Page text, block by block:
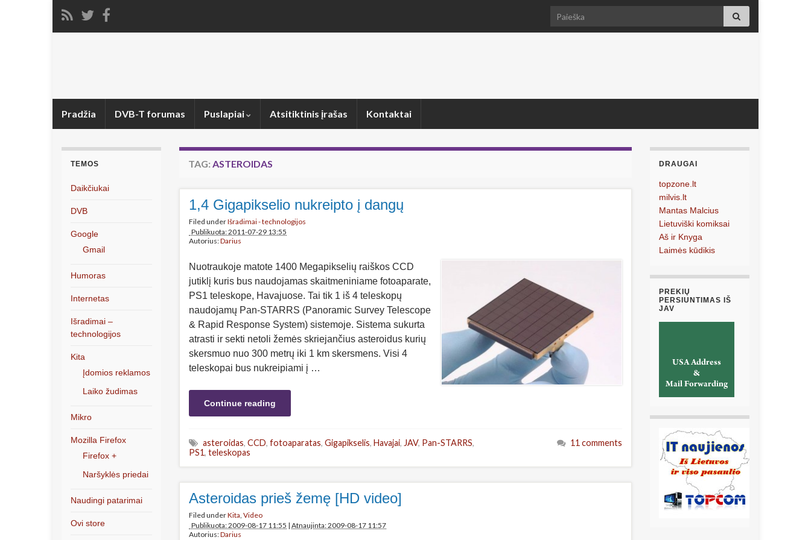
Search for:
Pradžia DVB-T forumas Puslapiai Atsitiktinis įrašas Kontaktai
TAG: ASTEROIDAS
1,4 Gigapikselio nukreipto į dangų
Filed underIšradimai - technologijos
Publikuota: 2011-07-29 13:55
Autorius:Darius
Nuotraukoje matote 1400 Megapikselių raiškos CCD
jutiklį kuris bus naudojamas skaitmeniniame fotoaparate,
PS1 teleskope, Havajuose. Tai tik 1 iš 4 teleskopų
naudojamų Pan-STARRS (Panoramic Survey Telescope
& Rapid Response System) sistemoje. Sistema sukurta
atrasti ir sekti netoli žemės skriejančius asteroidus kurių
skersmuo nuo 300 metrų iki 1 km skersmens. Visi 4
teleskopai bus nukreipiami į …
Continue reading
asteroidas, CCD, fotoaparatas, Gigapikselis, Havajai, JAV, Pan-STARRS,
PS1, teleskopas
11 comments
Asteroidas prieš žemę [HD video]
Filed underKita, Video
Publikuota: 2009-08-17 11:55 | Atnaujinta: 2009-08-17 11:57
Autorius:Darius
TEMOS
Daikčiukai
DVB
Google
Gmail
Humoras
Internetas
Išradimai –
technologijos
Kita
Įdomios reklamos
Laiko žudimas
Mikro
Mozilla Firefox
Firefox +
Naršyklės priedai
Naudingi patarimai
Ovi store
DRAUGAI
topzone.lt
milvis.lt
Mantas Malcius
Lietuviški komiksai
Aš ir Knyga
Laimės kūdikis
PREKIŲ
PERSIUNTIMAS IŠ
JAV